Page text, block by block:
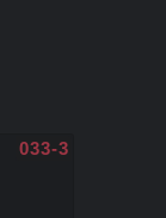
033-3